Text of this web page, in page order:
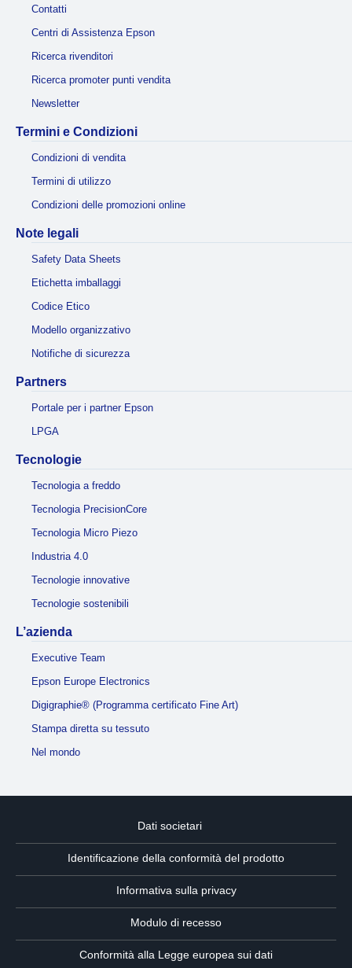
Contatti
Centri di Assistenza Epson
Ricerca rivenditori
Ricerca promoter punti vendita
Newsletter
Termini e Condizioni
Condizioni di vendita
Termini di utilizzo
Condizioni delle promozioni online
Note legali
Safety Data Sheets
Etichetta imballaggi
Codice Etico
Modello organizzativo
Notifiche di sicurezza
Partners
Portale per i partner Epson
LPGA
Tecnologie
Tecnologia a freddo
Tecnologia PrecisionCore
Tecnologia Micro Piezo
Industria 4.0
Tecnologie innovative
Tecnologie sostenibili
L’azienda
Executive Team
Epson Europe Electronics
Digigraphie® (Programma certificato Fine Art)
Stampa diretta su tessuto
Nel mondo
Dati societari
Identificazione della conformità del prodotto
Informativa sulla privacy
Modulo di recesso
Conformità alla Legge europea sui dati